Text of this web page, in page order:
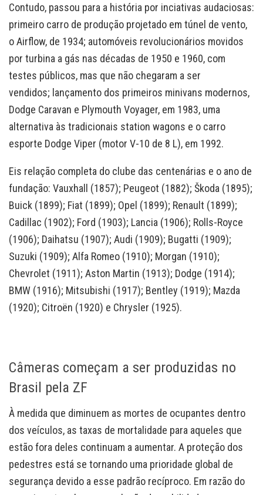
Contudo, passou para a história por inciativas audaciosas:
primeiro carro de produção projetado em túnel de vento,
o Airflow, de 1934; automóveis revolucionários movidos
por turbina a gás nas décadas de 1950 e 1960, com
testes públicos, mas que não chegaram a ser
vendidos; lançamento dos primeiros minivans modernos,
Dodge Caravan e Plymouth Voyager, em 1983, uma
alternativa às tradicionais station wagons e o carro
esporte Dodge Viper (motor V-10 de 8 L), em 1992.
Eis relação completa do clube das centenárias e o ano de
fundação: Vauxhall (1857); Peugeot (1882); Škoda (1895);
Buick (1899); Fiat (1899); Opel (1899); Renault (1899);
Cadillac (1902); Ford (1903); Lancia (1906); Rolls-Royce
(1906); Daihatsu (1907); Audi (1909); Bugatti (1909);
Suzuki (1909); Alfa Romeo (1910); Morgan (1910);
Chevrolet (1911); Aston Martin (1913); Dodge (1914);
BMW (1916); Mitsubishi (1917); Bentley (1919); Mazda
(1920); Citroën (1920) e Chrysler (1925).
Câmeras começam a ser produzidas no
Brasil pela ZF
À medida que diminuem as mortes de ocupantes dentro
dos veículos, as taxas de mortalidade para aqueles que
estão fora deles continuam a aumentar. A proteção dos
pedestres está se tornando uma prioridade global de
segurança devido a esse padrão recíproco. Em razão do